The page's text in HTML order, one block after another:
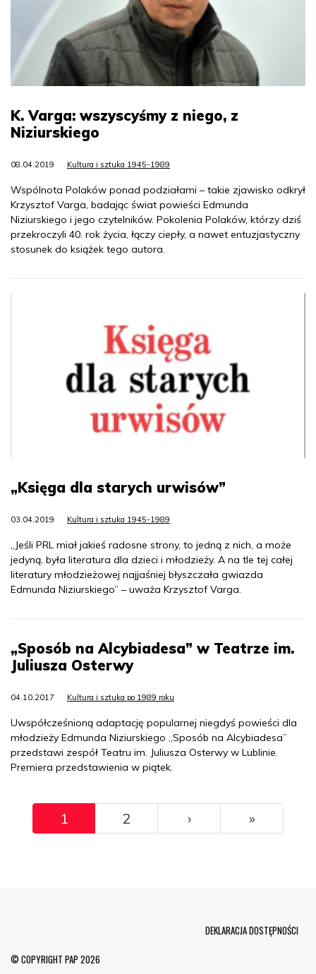
K. Varga: wszyscyśmy z niego, z
Niziurskiego
08.04.2019 Kultura i sztuka 1945-1989
Wspólnota Polaków ponad podziałami – takie zjawisko odkrył
Krzysztof Varga, badając świat powieści Edmunda
Niziurskiego i jego czytelników. Pokolenia Polaków, którzy dziś
przekroczyli 40. rok życia, łączy ciepły, a nawet entuzjastyczny
stosunek do książek tego autora.
„Księga dla starych urwisów”
03.04.2019 Kultura i sztuka 1945-1989
„Jeśli PRL miał jakieś radosne strony, to jedną z nich, a może
jedyną, była literatura dla dzieci i młodzieży. A na tle tej całej
literatury młodzieżowej najjaśniej błyszczała gwiazda
Edmunda Niziurskiego” – uważa Krzysztof Varga.
„Sposób na Alcybiadesa” w Teatrze im.
Juliusza Osterwy
04.10.2017 Kultura i sztuka po 1989 roku
Uwspółcześnioną adaptację popularnej niegdyś powieści dla
młodzieży Edmunda Niziurskiego „Sposób na Alcybiadesa”
przedstawi zespół Teatru im. Juliusza Osterwy w Lublinie.
Premiera przedstawienia w piątek.
Pagination
1 2 ››› »Ostatni
© COPYRIGHT PAP 2026
DEKLARACJA DOSTĘPNOŚCI